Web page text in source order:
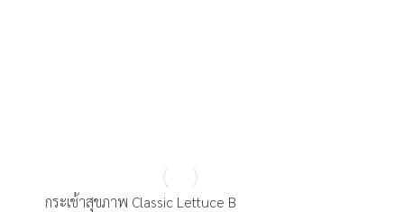
กระเช้าสุขภาพ Classic Lettuce B